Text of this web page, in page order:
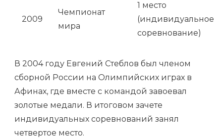
2009
Чемпионат
мира
1 место
(индивидуальное
соревнование)
В 2004 году Евгений Стеблов был членом
сборной России на Олимпийских играх в
Афинах, где вместе с командой завоевал
золотые медали. В итоговом зачете
индивидуальных соревнований занял
четвертое место.